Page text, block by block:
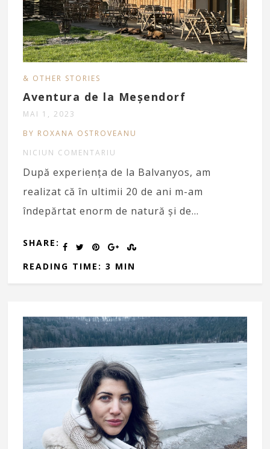
& OTHER STORIES
Aventura de la Meșendorf
MAI 1, 2023
BY ROXANA OSTROVEANU
NICIUN COMENTARIU
După experiența de la Balvanyos, am
realizat că în ultimii 20 de ani m-am
îndepărtat enorm de natură și de…
SHARE:
READING TIME: 3 MIN